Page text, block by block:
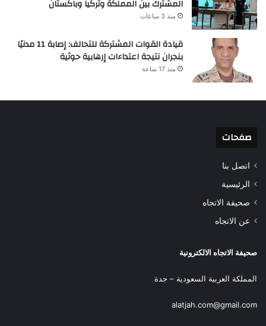
المشترك بين المملكة وتركيا وباكستان
منذ 3 ساعات
قيادة القوات المشتركة للتحالف: إصابة 11 مدنيًا
بنجران نتيجة اعتداءات إرهابية حوثية
منذ 17 ساعة
صفحات
اتصل بنا
الرئيسية
صحيفة الاتجاه
عن الاتجاه
صحيفة الاتجاه الالكترونية
المملكة العربية السعودية – جدة
alatjah.com@gmail.com